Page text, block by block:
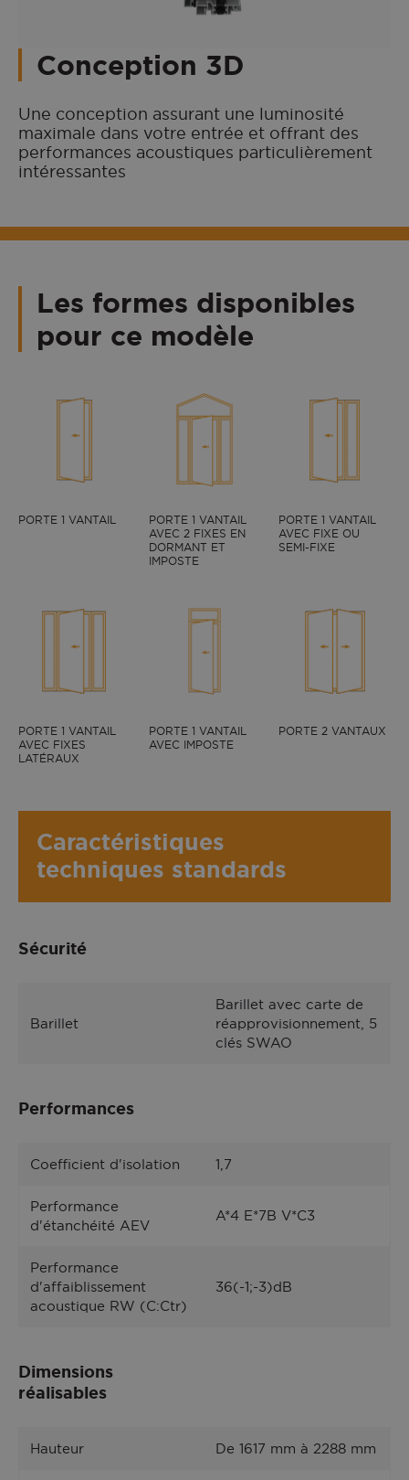
Conception 3D
Une conception assurant une luminosité
maximale dans votre entrée et offrant des
performances acoustiques particulièrement
intéressantes
Les formes disponibles
pour ce modèle
PORTE 1 VANTAIL
PORTE 1 VANTAIL
AVEC 2 FIXES EN
DORMANT ET
IMPOSTE
PORTE 1 VANTAIL
AVEC FIXE OU
SEMI-FIXE
PORTE 1 VANTAIL
AVEC FIXES
LATÉRAUX
PORTE 1 VANTAIL
AVEC IMPOSTE
PORTE 2 VANTAUX
Caractéristiques
techniques standards
Sécurité
Barillet
Barillet avec carte de
réapprovisionnement, 5
clés SWAO
Performances
Coefficient d'isolation 1,7
Performance
d'étanchéité AEV
A*4 E*7B V*C3
Performance
d'affaiblissement
acoustique RW (C:Ctr)
36(-1;-3)dB
Dimensions
réalisables
Hauteur De 1617 mm à 2288 mm